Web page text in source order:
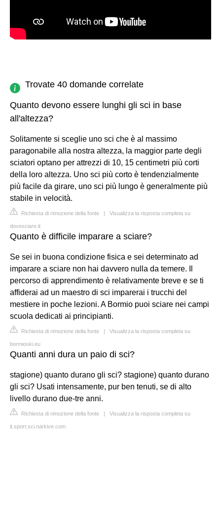
Trovate 40 domande correlate
Quanto devono essere lunghi gli sci in base
all'altezza?
Solitamente si sceglie uno sci che è al massimo
paragonabile alla nostra altezza, la maggior parte degli
sciatori optano per attrezzi di 10, 15 centimetri più corti
della loro altezza. Uno sci più corto è tendenzialmente
più facile da girare, uno sci più lungo è generalmente più
stabile in velocità.
Richiesta di rimozione della fonte | Visualizza la risposta completa su
dovesciare.it
Quanto è difficile imparare a sciare?
Se sei in buona condizione fisica e sei determinato ad
imparare a sciare non hai davvero nulla da temere. Il
percorso di apprendimento è relativamente breve e se ti
affiderai ad un maestro di sci imparerai i trucchi del
mestiere in poche lezioni. A Bormio puoi sciare nei campi
scuola dedicati ai principianti.
Richiesta di rimozione della fonte | Visualizza la risposta completa su
bormioski.eu
Quanti anni dura un paio di sci?
stagione) quanto durano gli sci? stagione) quanto durano
gli sci? Usati intensamente, pur ben tenuti, se di alto
livello durano due-tre anni.
Richiesta di rimozione della fonte | Visualizza la risposta completa su
it.sport.sci.narkive.com